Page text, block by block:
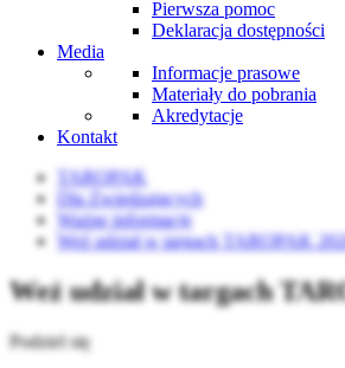
Pierwsza pomoc
Deklaracja dostępności
Media
Informacje prasowe
Materiały do pobrania
Akredytacje
Kontakt
TAROPAK
Dla Zwiedzających
Ważne informacje
Weź udział w targach TAROPAK
Weź udział w targach
Podziel się